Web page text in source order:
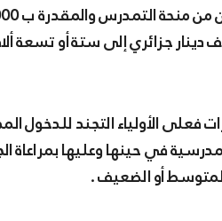
دينار جزائري إلى ستة أو
الأولياء التجند للدخول
في حينها وعليها بمراعاة
أو الضعيف .